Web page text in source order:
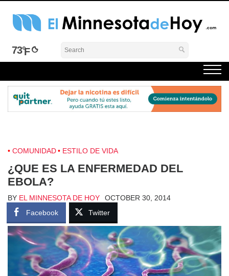
Skip
El Minnesota de Hoy Noticias
Latino Noticias Minnesota News
73°
COMUNIDAD ESTILO DE VIDA
¿QUE ES LA ENFERMEDAD DEL
EBOLA?
BY EL MINNESOTA DE HOY
OCTOBER 30, 2014
Facebook
Twitter